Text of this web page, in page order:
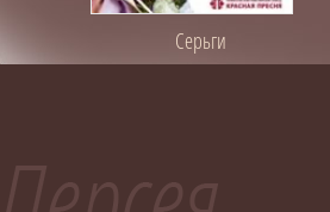
Серьги